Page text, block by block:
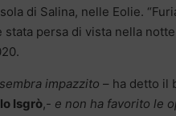
di Salina, nelle Eolie.
stata persa di vista nella
impazzito – ha detto il
Isgrò,- e non ha favorito le